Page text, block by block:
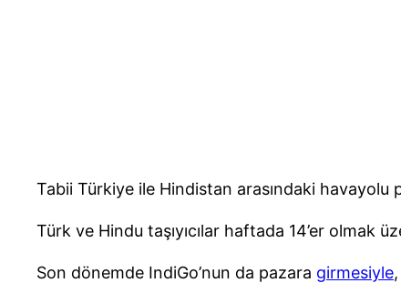
Tabii Türkiye ile Hindistan arasındaki havayolu
Türk ve Hindu taşıyıcılar haftada 14’er olmak
Son dönemde IndiGo’nun da pazara girmesiyle